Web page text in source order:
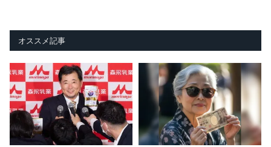
オススメ記事